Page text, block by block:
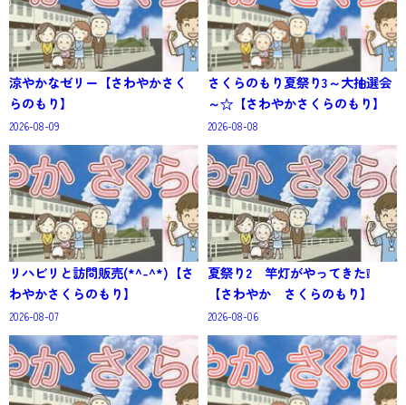
涼やかなゼリー【さわやかさく
らのもり】
2026-08-09
さくらのもり夏祭り3～大抽選会
～☆【さわやかさくらのもり】
2026-08-08
リハビリと訪問販売(*^-^*)【さ
わやかさくらのもり】
2026-08-07
夏祭り2 竿灯がやってきた❕
【さわやか さくらのもり】
2026-08-06